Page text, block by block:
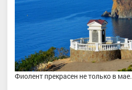
Фиолент прекрасен не только в мае.